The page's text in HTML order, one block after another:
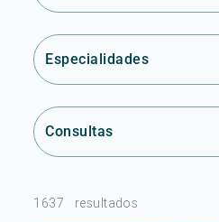
Especialidades
Consultas
1637 resultados